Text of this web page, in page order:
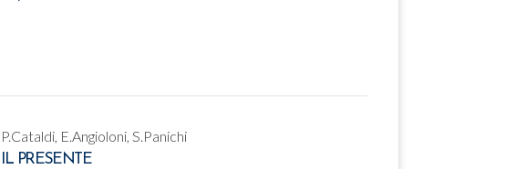
P.Cataldi, E.Angioloni, S.Panichi
IL PRESENTE